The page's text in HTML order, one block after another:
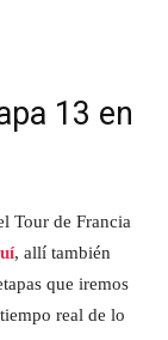
13 en
Tour de Francia
, allí también
que iremos
real de lo